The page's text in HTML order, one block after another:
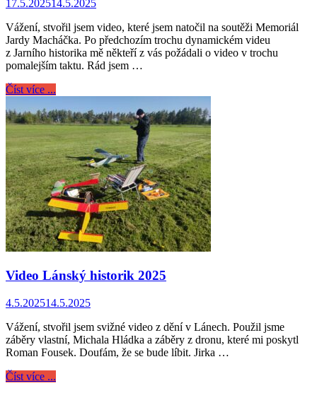
17.5.202514.5.2025
Vážení, stvořil jsem video, které jsem natočil na soutěži Memoriál
Jardy Macháčka. Po předchozím trochu dynamickém videu
z Jarního historika mě někteří z vás požádali o video v trochu
pomalejším taktu. Rád jsem …
Číst více ...
Video Lánský historik 2025
4.5.202514.5.2025
Vážení, stvořil jsem svižné video z dění v Lánech. Použil jsme
záběry vlastní, Michala Hládka a záběry z dronu, které mi poskytl
Roman Fousek. Doufám, že se bude líbit. Jirka …
Číst více ...